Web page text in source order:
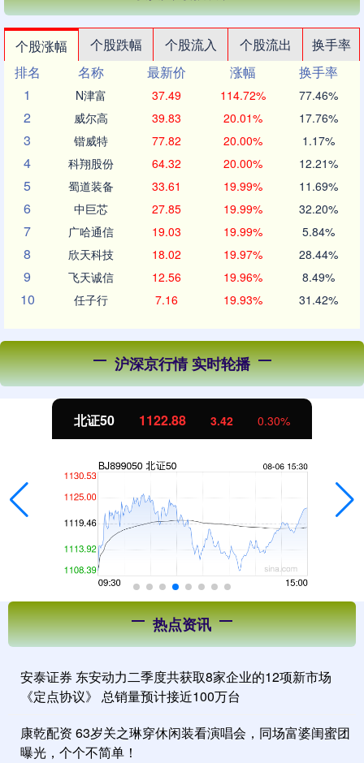
个股涨幅 个股跌幅 个股流入 个股流出
换手率
排名
名称 最新价 涨幅
换手率
1
N津富 37.49 114.72% 77.46%
2 威尔高 39.83 20.01% 17.76%
3 锴威特 77.82 20.00% 1.17%
4 科翔股份 64.32 20.00% 12.21%
5 蜀道装备 33.61 19.99% 11.69%
6 中巨芯 27.85 19.99% 32.20%
7 广哈通信 19.03 19.99% 5.84%
8 欣天科技 18.02 19.97% 28.44%
9 飞天诚信 12.56 19.96% 8.49%
10 任子行 7.16 19.93% 31.42%
沪深京行情 实时轮播
北证50 1122.88 3.42 0.30%
热点资讯
安泰证券 东安动力二季度共获取8家企业的12项新市场
《定点协议》 总销量预计接近100万台
康乾配资 63岁关之琳穿休闲装看演唱会，同场富婆闺蜜团
曝光，个个不简单！